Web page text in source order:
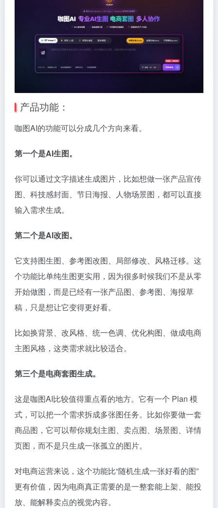
产品功能：
咖图AI的功能可以分成几个方向来看。
第一个是AI生图。
你可以通过文字描述生成图片，比如想做一张产品宣传
图、科技感封面、节日海报、人物场景图，都可以直接
输入需求生成。
第二个是AI改图。
它支持图生图、参考图改图、局部修改、风格迁移。这
个功能比单纯生图更实用，因为很多时候我们不是从零
开始做图，而是已经有一张产品图、参考图、海报草
稿，只是想让它变得更好看。
比如换背景、改风格、统一色调、优化构图、做成电商
主图风格，这类需求就比较适合。
第三个是电商套图生成。
这是咖图AI比较值得重点看的地方。它有一个 Plan 模
式，可以把一个需求拆成多张图任务。比如你要做一套
商品图，它可以帮你规划主图、卖点图、场景图、详情
页图，而不是只生成一张孤立的图片。
对电商运营来说，这个功能比“随机生成一张好看的图”
更有价值，因为电商真正需要的是一整套能上架、能投
放、能解释卖点的视觉内容。